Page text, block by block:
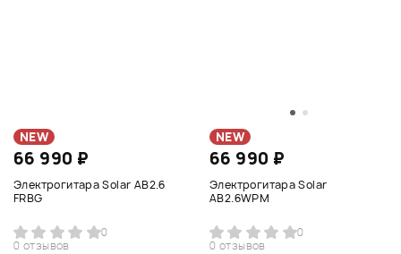
NEW
66 990 ₽
Электрогитара Solar AB2.6
FRBG
0
0 отзывов
NEW
66 990 ₽
Электрогитара Solar
AB2.6WPM
0
0 отзывов